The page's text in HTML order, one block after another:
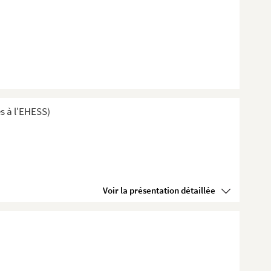
à l'EHESS)
Voir la présentation détaillée